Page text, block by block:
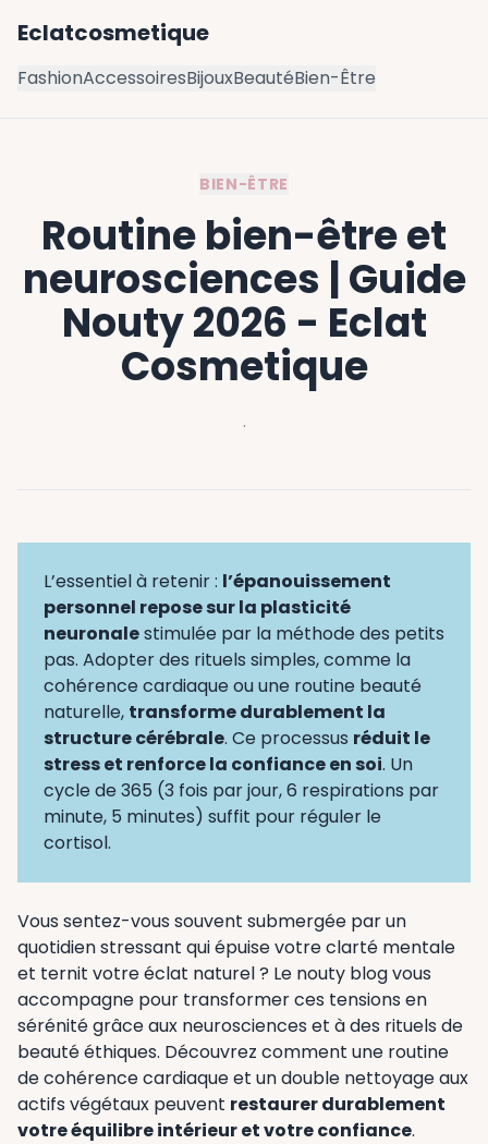
Eclatcosmetique
FashionAccessoiresBijouxBeautéBien-Être
BIEN-ÊTRE
Routine bien-être et
neurosciences | Guide
Nouty 2026 - Eclat
Cosmetique
·
L’essentiel à retenir : l’épanouissement
personnel repose sur la plasticité
neuronalestimulée par la méthode des petits
pas. Adopter des rituels simples, comme la
cohérence cardiaque ou une routine beauté
naturelle, transforme durablement la
structure cérébrale. Ce processus réduit le
stress et renforce la confiance en soi. Un
cycle de 365 (3 fois par jour, 6 respirations par
minute, 5 minutes) suffit pour réguler le
cortisol.
Vous sentez-vous souvent submergée par un
quotidien stressant qui épuise votre clarté mentale
et ternit votre éclat naturel ? Le nouty blog vous
accompagne pour transformer ces tensions en
sérénité grâce aux neurosciences et à des rituels de
beauté éthiques. Découvrez comment une routine
de cohérence cardiaque et un double nettoyage aux
actifs végétaux peuvent restaurer durablement
votre équilibre intérieur et votre confiance.